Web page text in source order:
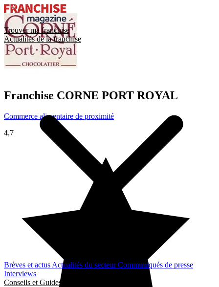
Trouver ma franchise
Actualités de la franchise
Brèves et actus Actualités du secteurCommuniqués de presse
Interviews
Conseils et Guides
Franchise CORNE PORT ROYAL
Commerce alimentaire de proximité
4,7